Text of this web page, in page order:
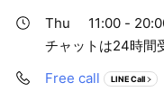
Thu
11:00 -
チャットは24時間
Free call
LINE Call